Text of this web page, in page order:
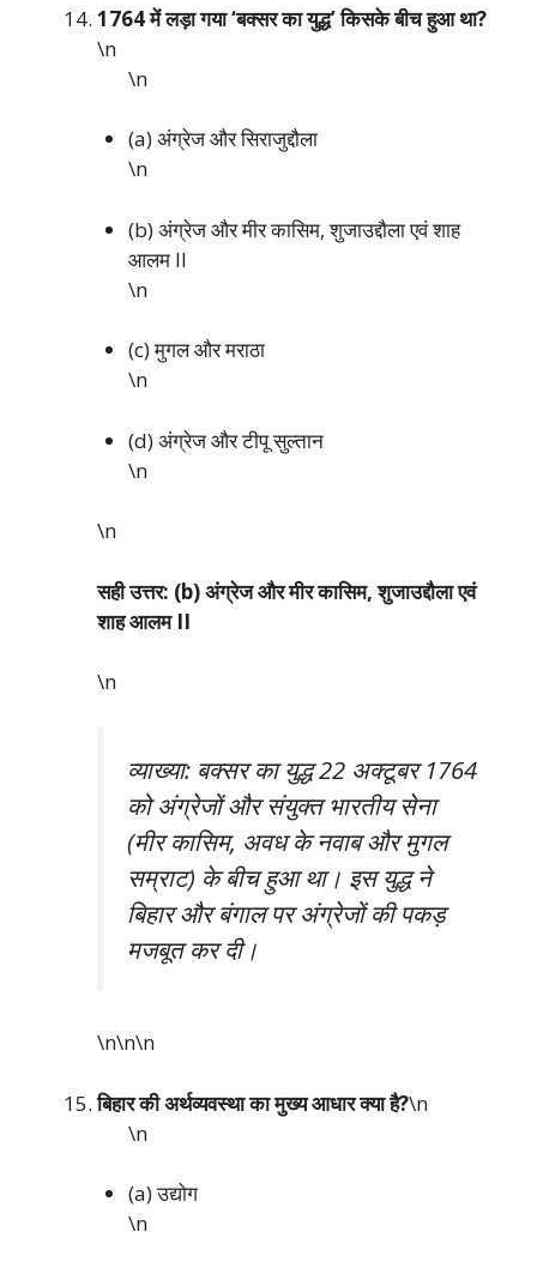
1764 में लड़ा गया ‘बक्सर का युद्ध’ किसके बीच हुआ था?
\n
\n
(a) अंग्रेज और सिराजुद्दौला
\n
(b) अंग्रेज और मीर कासिम, शुजाउद्दौला एवं शाह
आलम II
\n
(c) मुगल और मराठा
\n
(d) अंग्रेज और टीपू सुल्तान
\n
\n
सही उत्तर: (b) अंग्रेज और मीर कासिम, शुजाउद्दौला एवं
शाह आलम II
\n
व्याख्या: बक्सर का युद्ध 22 अक्टूबर 1764
को अंग्रेजों और संयुक्त भारतीय सेना
(मीर कासिम, अवध के नवाब और मुगल
सम्राट) के बीच हुआ था। इस युद्ध ने
बिहार और बंगाल पर अंग्रेजों की पकड़
मजबूत कर दी।
\n\n\n
बिहार की अर्थव्यवस्था का मुख्य आधार क्या है?\n
\n
(a) उद्योग
\n